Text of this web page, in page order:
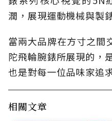
潤，展現運動機械與製
當兩大品牌在方寸之
陀飛輪腕錶所展現的，
也是對每一位品味家追
相關文章